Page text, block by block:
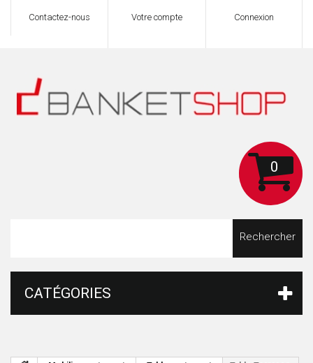
Connexion
Votre compte
Contactez-nous
0
Rechercher
CATÉGORIES